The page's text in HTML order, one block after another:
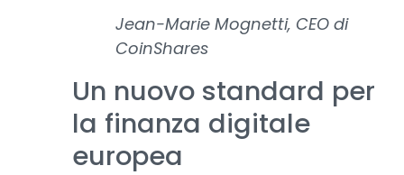
Jean-Marie Mognetti, CEO di
CoinShares
Un nuovo standard per
la finanza digitale
europea